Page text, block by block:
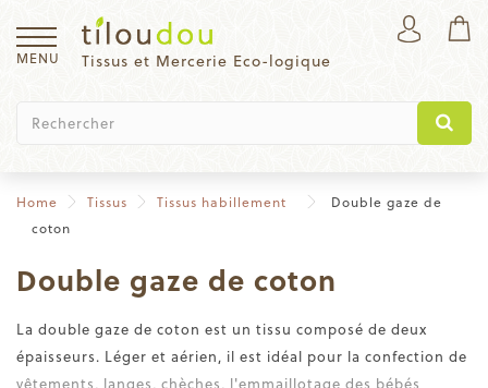
Tissus et Mercerie Eco-logique
MENU
Home Tissus Tissus habillement
Double gaze de
coton
Double gaze de coton
La double gaze de coton est un tissu composé de deux
épaisseurs. Léger et aérien, il est idéal pour la confection de
vêtements, langes, chèches, l'emmaillotage des bébés